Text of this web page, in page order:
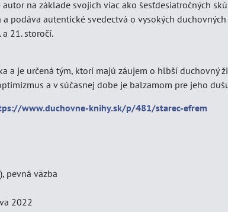
autor na základe svojich viac ako šesťdesiatročných
podáva autentické svedectvá o vysokých
21. storočí.
a je určená tým, ktorí majú záujem o hlbší duchovný
a v súčasnej dobe je balzamom pre jeho
www.duchovne-knihy.sk/p/481/starec-efrem
pevná väzba
2022